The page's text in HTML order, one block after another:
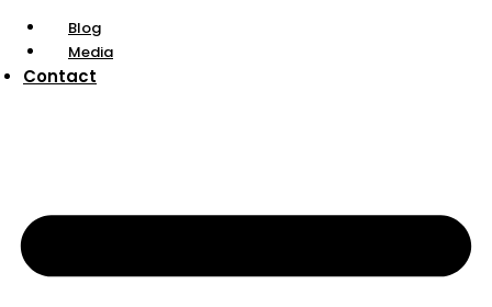
Blog
Media
Contact